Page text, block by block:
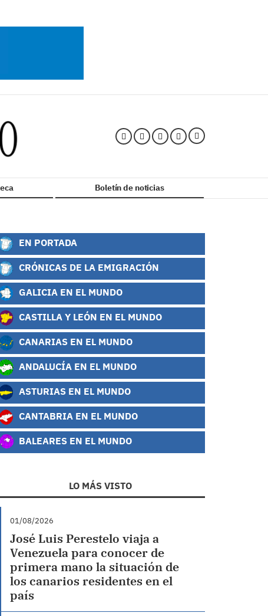
Boletín de noticias
EN PORTADA
CRÓNICAS DE LA EMIGRACIÓN
GALICIA EN EL MUNDO
CASTILLA Y LEÓN EN EL MUNDO
CANARIAS EN EL MUNDO
ANDALUCÍA EN EL MUNDO
ASTURIAS EN EL MUNDO
CANTABRIA EN EL MUNDO
BALEARES EN EL MUNDO
LO MÁS VISTO
01/08/2026
José Luis Perestelo viaja a
Venezuela para conocer de
primera mano la situación de
los canarios residentes en el
país